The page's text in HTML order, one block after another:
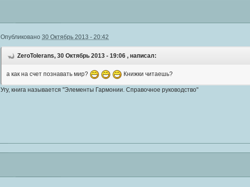
Опубликовано 30 Октябрь 2013 - 20:42
ZeroTolerans, 30 Октябрь 2013 - 19:06 , написал:
а как на счет познавать мир? Книжки читаешь?
Угу, книга называется "Элементы Гармонии. Справочное руководство"